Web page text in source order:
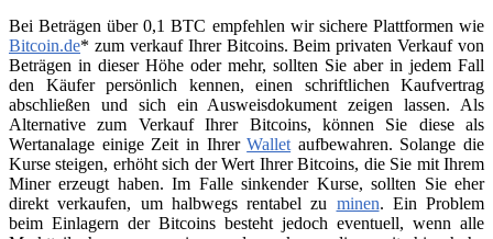
Bei Beträgen über 0,1 BTC empfehlen wir sichere Plattformen wie
Bitcoin.de* zum verkauf Ihrer Bitcoins. Beim privaten Verkauf von
Beträgen in dieser Höhe oder mehr, sollten Sie aber in jedem Fall
den Käufer persönlich kennen, einen schriftlichen Kaufvertrag
abschließen und sich ein Ausweisdokument zeigen lassen. Als
Alternative zum Verkauf Ihrer Bitcoins, können Sie diese als
Wertanalage einige Zeit in IhrerWallet aufbewahren. Solange die
Kurse steigen, erhöht sich der Wert Ihrer Bitcoins, die Sie mit Ihrem
Miner erzeugt haben. Im Falle sinkender Kurse, sollten Sie eher
direkt verkaufen, um halbwegs rentabel zu minen. Ein Problem
beim Einlagern der Bitcoins besteht jedoch eventuell, wenn alle